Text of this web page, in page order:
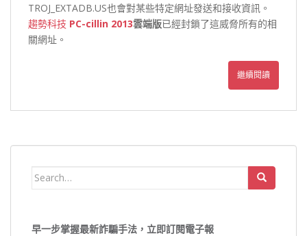
TROJ_EXTADB.US也會對某些特定網址發送和接收資訊。
趨勢科技 PC-cillin 2013雲端版已經封鎖了這威脅所有的相
關網址。
繼續閱讀
Search
早一步掌握最新詐騙手法，立即訂閱電子報